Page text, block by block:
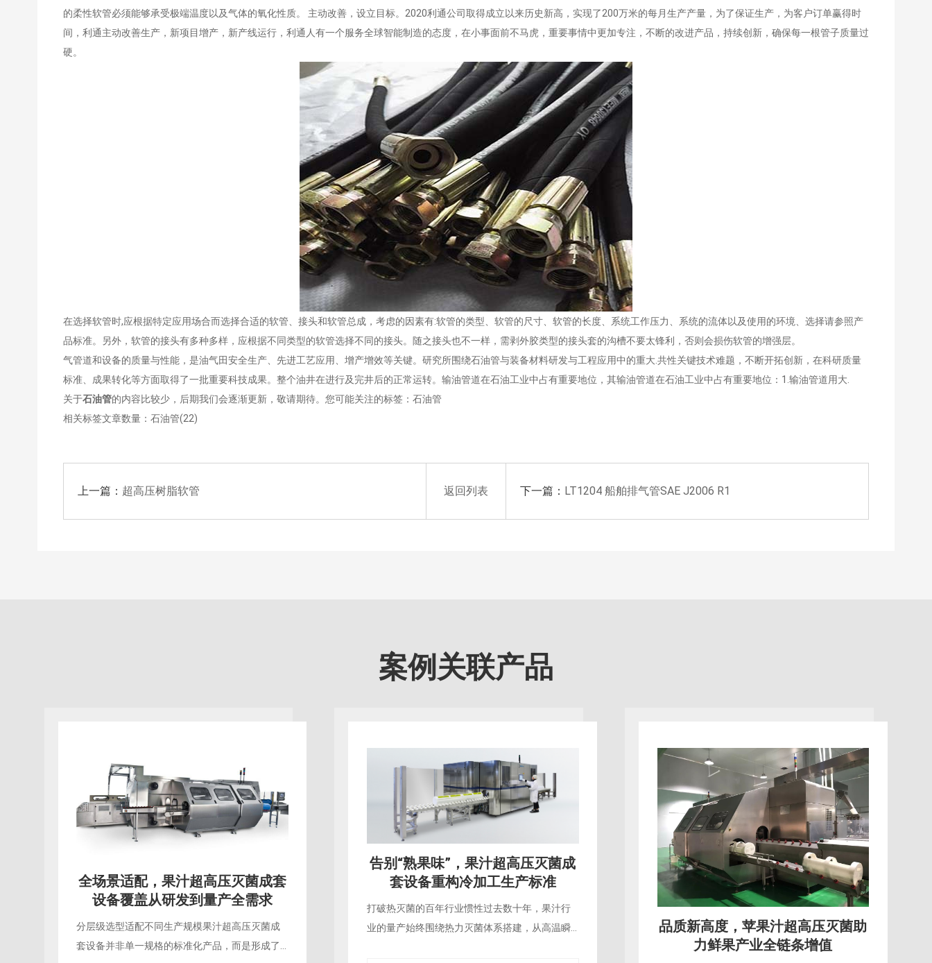
的柔性软管必须能够承受极端温度以及气体的氧化性质。 主动改善，设立目标。2020利通公司取得成立以来历史新高，实现了200万米的每月生产产量，为了保证生产，为客户订单赢得时
间，利通主动改善生产，新项目增产，新产线运行，利通人有一个服务全球智能制造的态度，在小事面前不马虎，重要事情中更加专注，不断的改进产品，持续创新，确保每一根管子质量过
硬。
在选择软管时,应根据特定应用场合而选择合适的软管、接头和软管总成，考虑的因素有:软管的类型、软管的尺寸、软管的长度、系统工作压力、系统的流体以及使用的环境、选择请参照产
品标准。另外，软管的接头有多种多样，应根据不同类型的软管选择不同的接头。随之接头也不一样，需剥外胶类型的接头套的沟槽不要太锋利，否则会损伤软管的增强层。
气管道和设备的质量与性能，是油气田安全生产、先进工艺应用、增产增效等关键。研究所围绕石油管与装备材料研发与工程应用中的重大.共性关键技术难题，不断开拓创新，在科研质量
标准、成果转化等方面取得了一批重要科技成果。整个油井在进行及完井后的正常运转。输油管道在石油工业中占有重要地位，其输油管道在石油工业中占有重要地位：1.输油管道用大.
关于石油管的内容比较少，后期我们会逐渐更新，敬请期待。您可能关注的标签：石油管
相关标签文章数量： 石油管(22)
上一篇： 超高压树脂软管 返回列表 下一篇： LT1204 船舶排气管SAE J2006 R1
案例关联产品
套设备重构冷加工生产标准
打破热灭菌的百年行业惯性过去数十年，果汁行
业的量产始终围绕热力灭菌体系搭建，从高温瞬
时灭菌到巴氏杀菌，所有工艺都建立在“以热换安
品质新高度，苹果汁超高压灭菌助
技术升级，苹果汁超高压灭菌推动
行业绿色生产转型
传统果汁生产的能耗短板传统热力灭菌的苹果汁